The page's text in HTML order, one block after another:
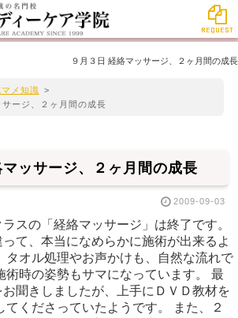
９月３日 経絡マッサージ、２ヶ月間の成長
メ知識
>
ージ、２ヶ月間の成長
ッサージ、２ヶ月間の成長
2009-09-03
スの「経絡マッサージ」は終了です。
て、本当になめらかに施術が出来るよ
タオル処理やお声かけも、自然な流れで
術時の姿勢もサマになっています。 最
聞きしましたが、上手にＤＶＤ教材を
てくださっていたようです。 また、２
REQUEST